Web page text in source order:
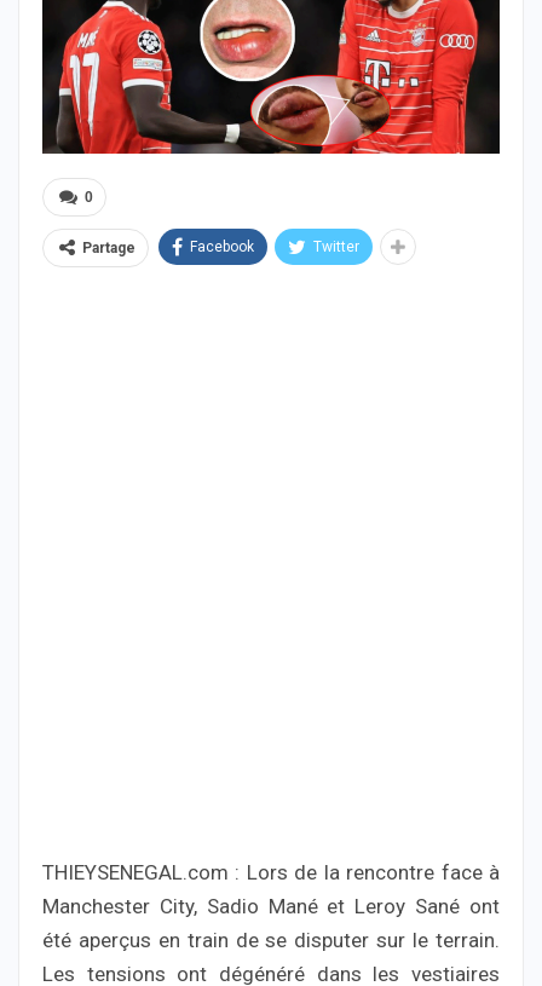
0
Partage Facebook Twitter
THIEYSENEGAL.com : Lors de la rencontre face à
Manchester City, Sadio Mané et Leroy Sané ont
été aperçus en train de se disputer sur le terrain.
Les tensions ont dégénéré dans les vestiaires